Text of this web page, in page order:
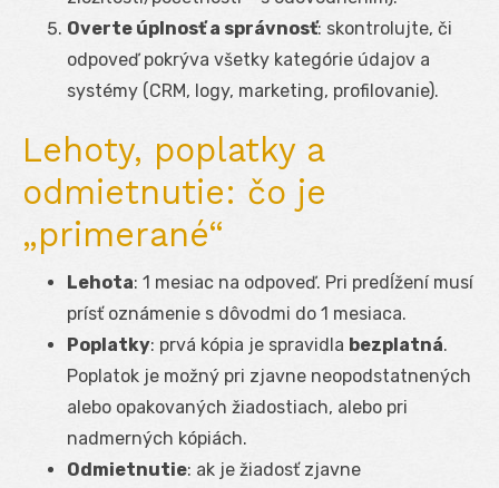
Overte úplnosť a správnosť: skontrolujte, či
odpoveď pokrýva všetky kategórie údajov a
systémy (CRM, logy, marketing, profilovanie).
Lehoty, poplatky a
odmietnutie: čo je
„primerané“
Lehota: 1 mesiac na odpoveď. Pri predĺžení musí
prísť oznámenie s dôvodmi do 1 mesiaca.
Poplatky: prvá kópia je spravidla bezplatná.
Poplatok je možný pri zjavne neopodstatnených
alebo opakovaných žiadostiach, alebo pri
nadmerných kópiách.
Odmietnutie: ak je žiadosť zjavne